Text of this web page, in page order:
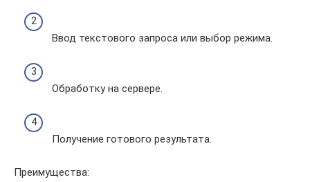
Ввод текстового запроса или выбор режима.
Обработку на сервере.
Получение готового результата.
Преимущества: